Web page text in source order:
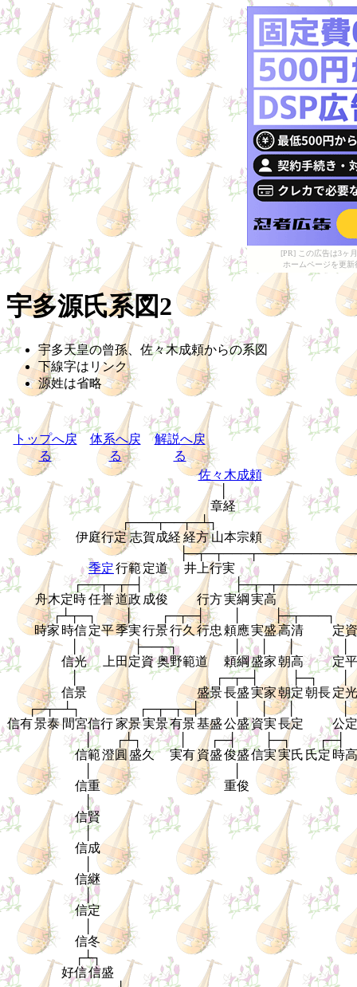
[PR] この広告は3ヶ
ホームページを更
宇多源氏系図2
宇多天皇の曾孫、佐々木成頼からの系図
下線字はリンク
源姓は省略
トップへ戻
る
体系へ戻
る
解説へ戻
る
佐々木成頼
│
章経
┌───┬──┬─┴┐
伊庭行定 志賀成経 経方山本宗頼
季定行範定道
井上行実
┌──┬─┬─┤
舟木定時任誉道政 成俊 行方実綱 実高
┌┴┬─┐
│ ┌─┬─┤
├─┬───┐
時家 時信定平季実行景行久 行忠 頼應実盛高清
定資
├───┐ │ │
信光
上田定資 奥野範道 頼綱盛家朝高
定平
│
┌─┬─┤ ├─┐
│
信景
盛景長盛実家朝定朝長定光
┌─┬─┴┐
┌─┬─┬─┤ │ │
│
信有景泰間宮信行家景実景有景基盛公盛資実長定
公定
│
┌┴┐ │ ┌─┤ ├─┐
┌─┤
信範澄圓 盛久 実有資盛俊盛信実実氏 氏定 時高
信重
重俊
│
信賢
│
信成
信継
│
信定
信冬
┌┴┐
好信信盛